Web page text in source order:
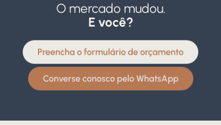
O mercado mudou.
E você?
Preencha o formulário de orçamento
Converse conosco pelo WhatsApp